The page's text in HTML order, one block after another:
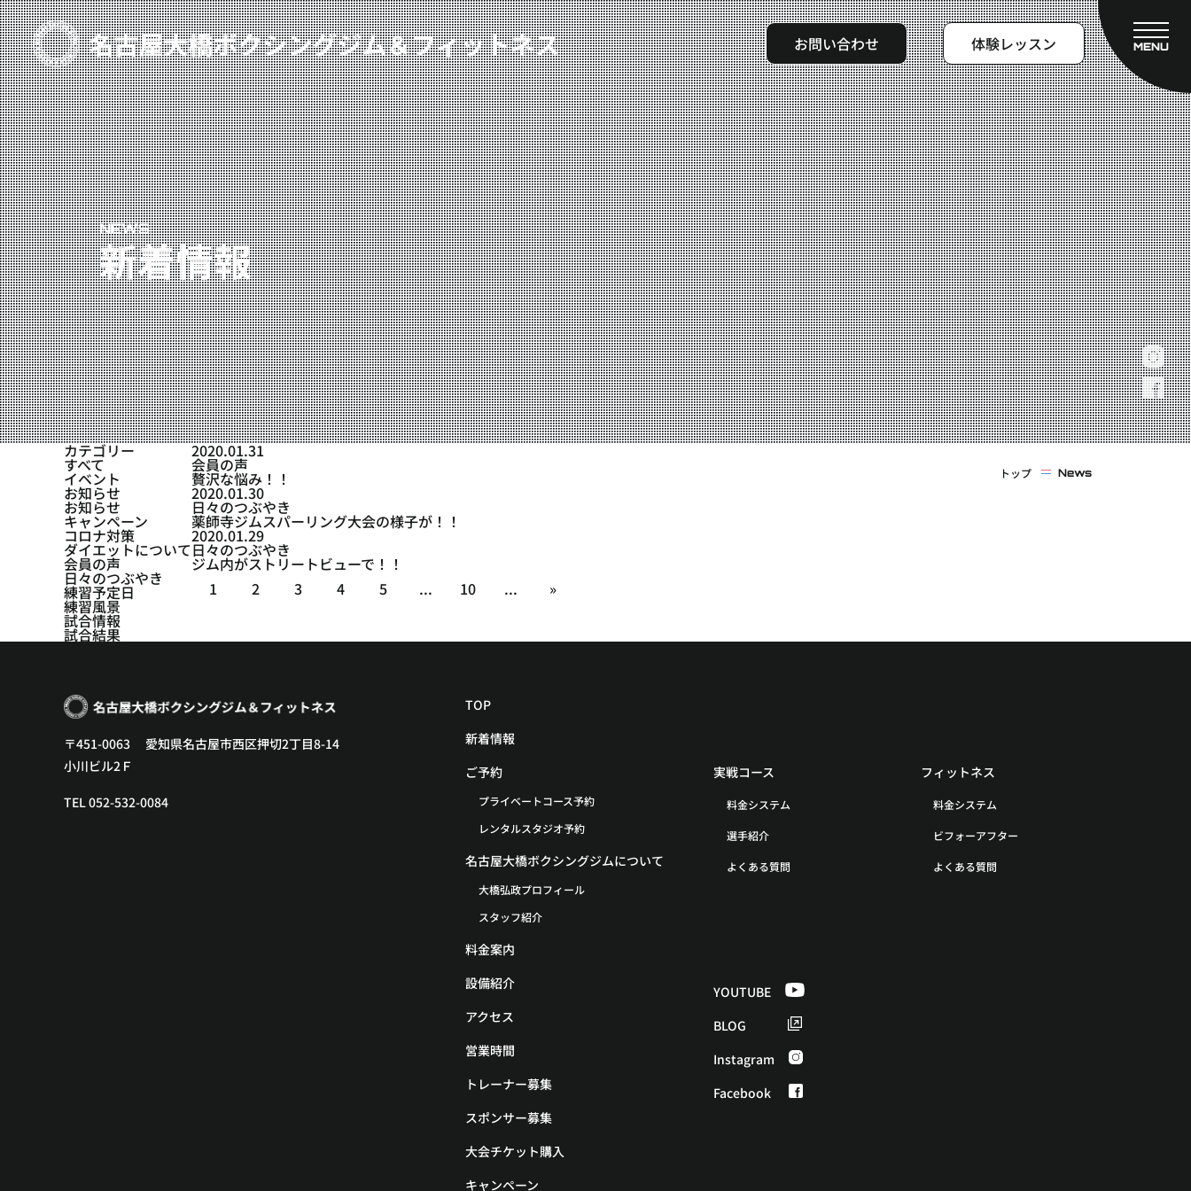
お問い合わせ 体験レッスン
MENU
TOP
新着情報
ご予約
プライベートコース予約
レンタルスタジオ予約
名古屋大橋ボクシングジムについて
大橋弘政プロフィール
スタッフ紹介
料金案内
設備紹介
アクセス
営業時間
トレーナー募集
スポンサー募集
大会チケット購入
キャンペーン
実戦コース
料金システム
選手紹介
よくある質問
フィットネスコース
料金システム
ビフォーアフター
よくある質問
NEWS
新着情報
トップ News
カテゴリー
すべて
イベント
お知らせ
お知らせ
キャンペーン
コロナ対策
ダイエットについて
会員の声
日々のつぶやき
練習予定日
練習風景
試合情報
試合結果
2020.01.31
会員の声
贅沢な悩み！！
2020.01.30
日々のつぶやき
薬師寺ジムスパーリング大会の様子が！！
2020.01.29
日々のつぶやき
ジム内がストリートビューで！！
1
2 3 4 5 ... 10 ... »
〒451-0063 愛知県名古屋市西区押切2丁目8-14
小川ビル2Ｆ
TEL 052-532-0084
TOP
新着情報
ご予約
プライベートコース予約
レンタルスタジオ予約
名古屋大橋ボクシングジムについて
大橋弘政プロフィール
スタッフ紹介
料金案内
設備紹介
アクセス
営業時間
トレーナー募集
スポンサー募集
大会チケット購入
キャンペーン
実戦コース
料金システム
選手紹介
よくある質問
フィットネス
料金システム
ビフォーアフター
よくある質問
YOUTUBE
BLOG
Instagram
Facebook